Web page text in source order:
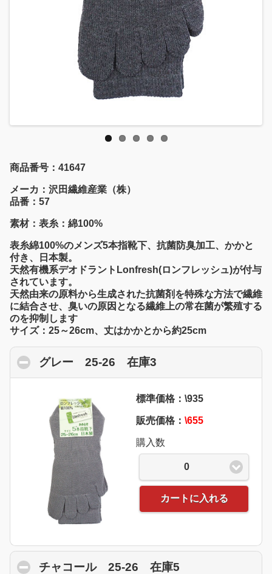
商品番号：41647
メーカ：沢田繊維産業（株）
品番：57
素材：表糸：綿100%
表糸綿100%のメンズ5本指靴下、抗菌防臭加工、かかと
付き、日本製。
天然有機系デオドラントLonfresh(ロンフレッシュ)が付与
されています。
天然由来の原料から生成された抗菌剤を特殊な方法で繊維
に結合させ、臭いの原因となる繊維上の常在菌が繁殖する
のを抑制します
サイズ：25～26cm、丈はかかとから約25cm
グレー 25-26 在庫3
標準価格：\935
販売価格： \655
購入数
0
カートに入れる
チャコール 25-26 在庫5